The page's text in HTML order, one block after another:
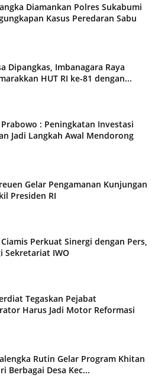
Diamankan Polres Sukabumi
Kasus Peredaran Sabu
Dipangkas, Imbanagara Raya
HUT RI ke-81 dengan...
: Peningkatan Investasi
Jadi Langkah Awal Mendorong
Gelar Pengamanan Kunjungan
Presiden RI
Perkuat Sinergi dengan Pers,
Sekretariat IWO
Tegaskan Pejabat
Harus Jadi Motor Reformasi
Rutin Gelar Program Khitan
Berbagai Desa Kec...